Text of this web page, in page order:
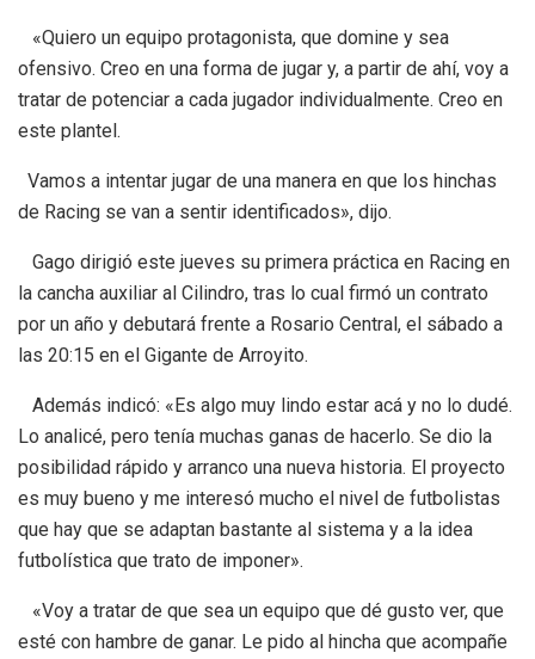
«Quiero un equipo protagonista, que domine y sea
ofensivo. Creo en una forma de jugar y, a partir de ahí, voy a
tratar de potenciar a cada jugador individualmente. Creo en
este plantel.
Vamos a intentar jugar de una manera en que los hinchas
de Racing se van a sentir identificados», dijo.
Gago dirigió este jueves su primera práctica en Racing en
la cancha auxiliar al Cilindro, tras lo cual firmó un contrato
por un año y debutará frente a Rosario Central, el sábado a
las 20:15 en el Gigante de Arroyito.
Además indicó: «Es algo muy lindo estar acá y no lo dudé.
Lo analicé, pero tenía muchas ganas de hacerlo. Se dio la
posibilidad rápido y arranco una nueva historia. El proyecto
es muy bueno y me interesó mucho el nivel de futbolistas
que hay que se adaptan bastante al sistema y a la idea
futbolística que trato de imponer».
«Voy a tratar de que sea un equipo que dé gusto ver, que
esté con hambre de ganar. Le pido al hincha que acompañe